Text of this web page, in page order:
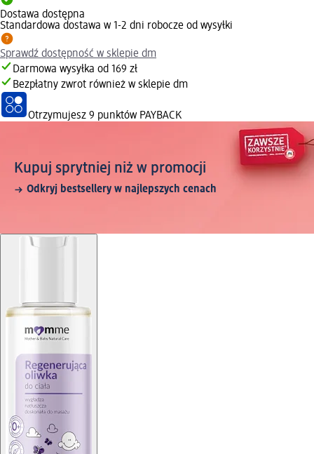
Dostawa dostępna
Standardowa dostawa w 1-2 dni robocze od wysyłki
Sprawdź dostępność w sklepie dm
Darmowa wysyłka od 169 zł
Bezpłatny zwrot również w sklepie dm
Otrzymujesz 9 punktów PAYBACK
Kupuj sprytniej niż w promocji
Odkryj bestsellery w najlepszych cenach